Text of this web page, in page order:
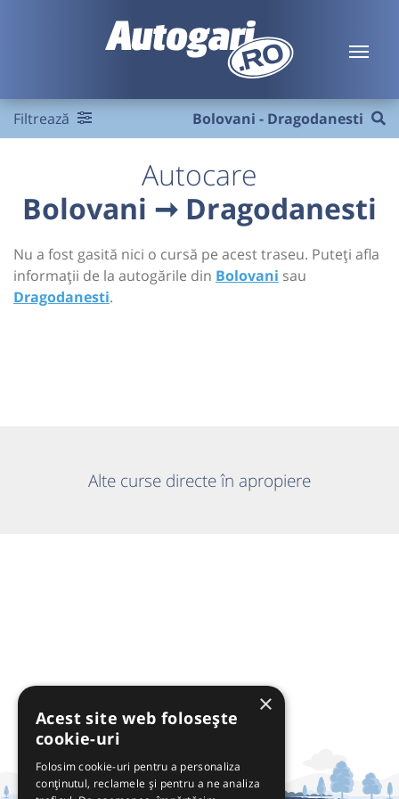
Filtrează Bolovani - Dragodanesti
Autocare
Bolovani ➞ Dragodanesti
Nu a fost gasită nici o cursă pe acest traseu. Puteți afla
informații de la autogările din Bolovani sau
Dragodanesti.
Alte curse directe în apropiere
×
Acest site web folosește
cookie-uri
Folosim cookie-uri pentru a personaliza
conținutul, reclamele și pentru a ne analiza